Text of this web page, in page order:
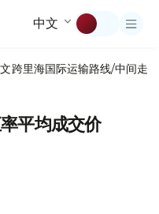
中文
跨里海国际运输路线/中间走廊
平均成交价